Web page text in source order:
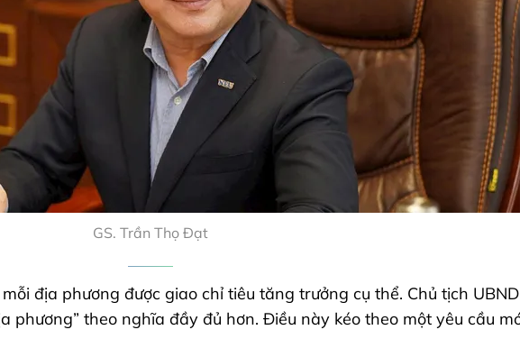
GS. Trần Thọ Đạt
địa phương được giao chỉ tiêu tăng trưởng cụ thể. Chủ tịch
phương” theo nghĩa đầy đủ hơn. Điều này kéo theo một yêu cầu